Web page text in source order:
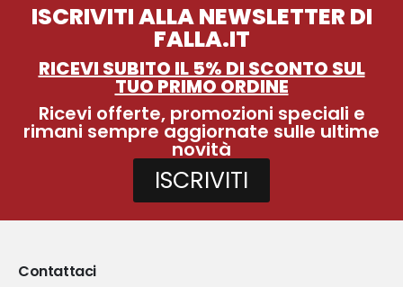
ISCRIVITI ALLA NEWSLETTER DI
FALLA.IT
RICEVI SUBITO IL 5% DI SCONTO SUL
TUO PRIMO ORDINE
Ricevi offerte, promozioni speciali e
rimani sempre aggiornate sulle ultime
novità
ISCRIVITI
Contattaci